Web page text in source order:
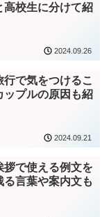
高校生に分けて紹
2024.09.26
で気をつけるこ
ップルの原因も紹
2024.09.21
拶で使える例文を
言葉や案内文も